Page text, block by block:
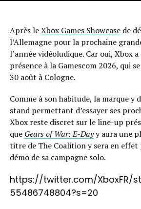
Après leXbox Games Showcase de
l’Allemagne pour la prochaine
l’année vidéoludique. Car oui, Xbox
présence à la Gamescom 2026, qui
30 août à Cologne.
Comme à son habitude, la marque y
stand permettant d’essayer ses
Xbox reste discret sur le line-up
que Gears of War: E-Dayy aura une
titre de The Coalition y sera en effet
démo de sa campagne solo.
https://twitter.com/XboxFR/
55486748804?s=20